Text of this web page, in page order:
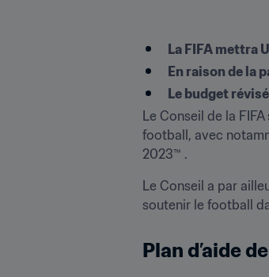
La FIFA mettra
En raison de la
Le budget
Le Conseil de la
football, avec
2023™ .
Le Conseil a par
soutenir le football
Plan d’aide